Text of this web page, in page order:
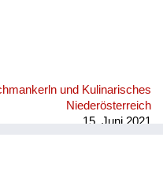
und Kulinarisches
Niederösterreich
15. Juni 2021